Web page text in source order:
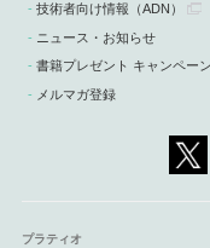
技術者向け情報 （ADN）
ニュース・お知らせ
書籍プレゼント キャンペーン
メルマガ登録